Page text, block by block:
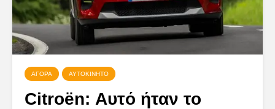
ΑΓΟΡΆ ΑΥΤΟΚΊΝΗΤΟ
Citroën: Αυτό ήταν το